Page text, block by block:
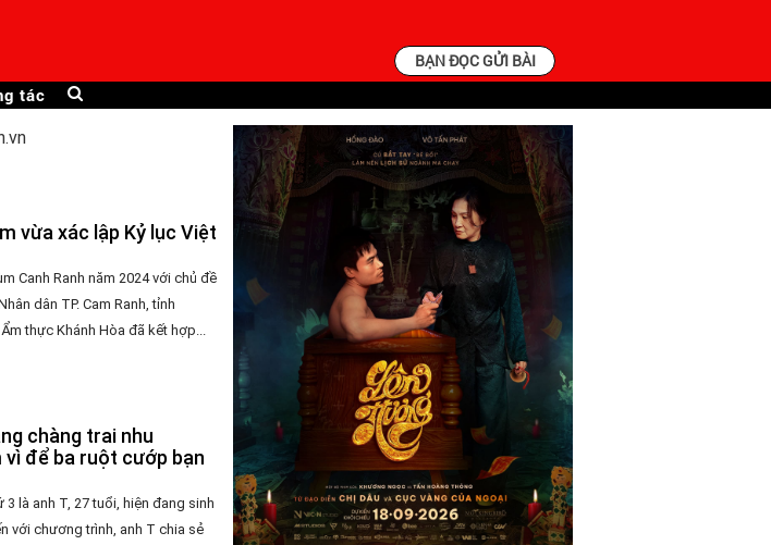
BẠN ĐỌC GỬI BÀI
tác
vừa xác lập Kỷ lục Việt
Canh Ranh năm 2024 với chủ đề
dân TP. Cam Ranh, tỉnh
thực Khánh Hòa đã kết hợp...
chàng trai nhu
để ba ruột cướp bạn
là anh T, 27 tuổi, hiện đang sinh
với chương trình, anh T chia sẻ